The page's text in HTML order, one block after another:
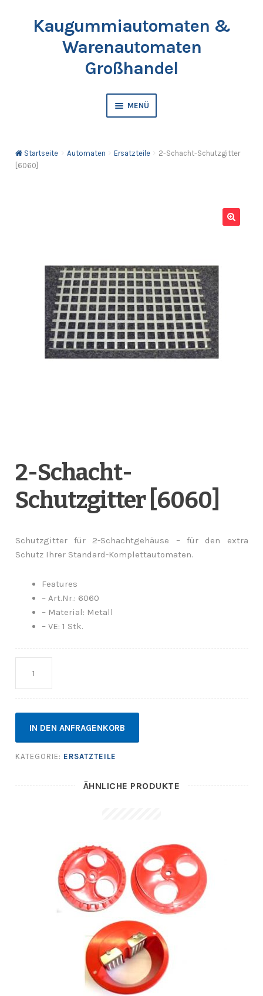
SpringeKaugummiautomaten &
Warenautomaten
Großhandel
MENÜ
Kaugummis
Anfragen-Korb
Startseite Automaten Ersatzteile
2-Schacht-Schutzgitter
[6060]
2-Schacht-
Schutzgitter [6060]
Schutzgitter für 2-Schachtgehäuse – für den extra
Schutz Ihrer Standard-Komplettautomaten.
Features
– Art.Nr.: 6060
– Material: Metall
– VE: 1 Stk.
IN DEN ANFRAGENKORB
KATEGORIE: ERSATZTEILE
ÄHNLICHE PRODUKTE